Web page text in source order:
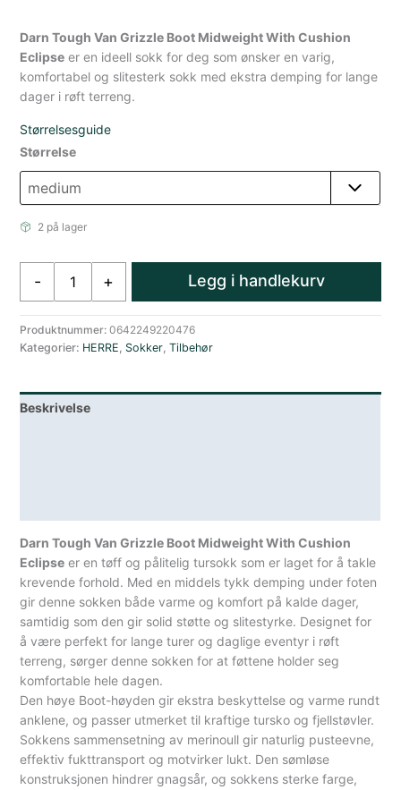
Darn Tough Van Grizzle Boot Midweight With Cushion
Eclipse er en ideell sokk for deg som ønsker en varig,
komfortabel og slitesterk sokk med ekstra demping for lange
dager i røft terreng.
Størrelsesguide
Størrelse
2 på lager
-
Grizzle
Boot
With
Cushion
+ Legg i handlekurv
Produktnummer:0642249220476
Kategorier: HERRE, Sokker,Tilbehør
Beskrivelse
Darn Tough Van Grizzle Boot Midweight With Cushion
Eclipse er en tøff og pålitelig tursokk som er laget for å takle
krevende forhold. Med en middels tykk demping under foten
gir denne sokken både varme og komfort på kalde dager,
samtidig som den gir solid støtte og slitestyrke. Designet for
å være perfekt for lange turer og daglige eventyr i røft
terreng, sørger denne sokken for at føttene holder seg
komfortable hele dagen.
Den høye Boot-høyden gir ekstra beskyttelse og varme rundt
anklene, og passer utmerket til kraftige tursko og fjellstøvler.
Sokkens sammensetning av merinoull gir naturlig pusteevne,
effektiv fukttransport og motvirker lukt. Den sømløse
konstruksjonen hindrer gnagsår, og sokkens sterke farge,